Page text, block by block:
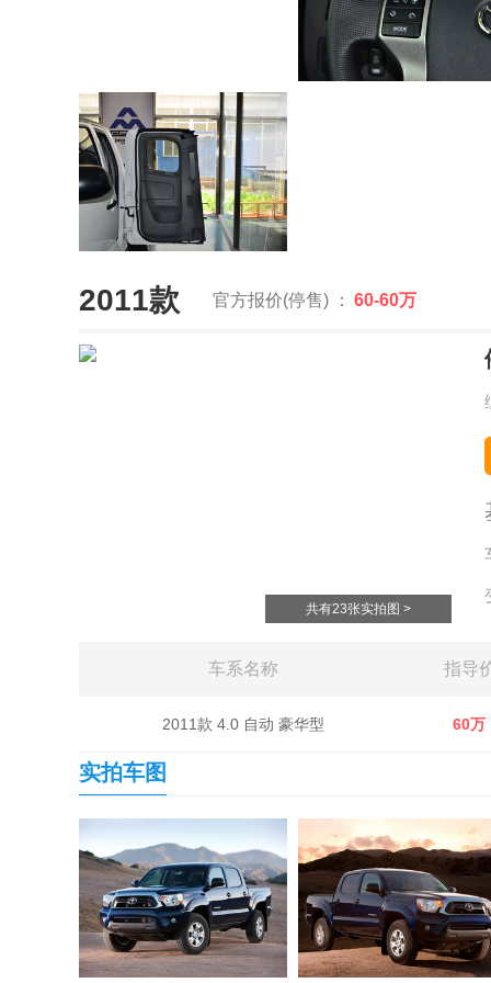
2011款 官方报价(停售) ： 60-60万
共有23张实拍图 >
车系名称 指导
2011款 4.0 自动 豪华型 60万
实拍车图